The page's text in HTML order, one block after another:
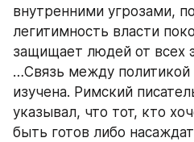
внутренними угрозами,
легитимность власти
защищает людей от всех
…Связь между
изучена. Римский
указывал, что тот, кто
быть готов либо